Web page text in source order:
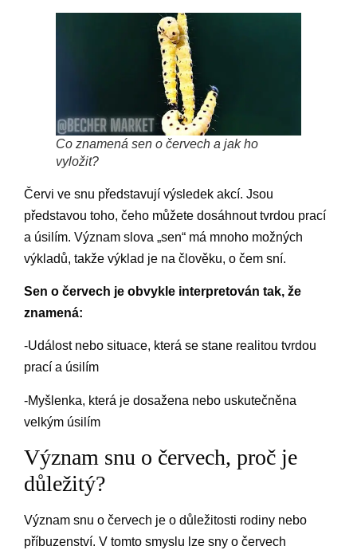
Co znamená sen o červech a jak ho
vyložit?
Červi ve snu představují výsledek akcí. Jsou
představou toho, čeho můžete dosáhnout tvrdou prací
a úsilím. Význam slova „sen“ má mnoho možných
výkladů, takže výklad je na člověku, o čem sní.
Sen o červech je obvykle interpretován tak, že
znamená:
-Událost nebo situace, která se stane realitou tvrdou
prací a úsilím
-Myšlenka, která je dosažena nebo uskutečněna
velkým úsilím
Význam snu o červech, proč je
důležitý?
Význam snu o červech je o důležitosti rodiny nebo
příbuzenství. V tomto smyslu lze sny o červech